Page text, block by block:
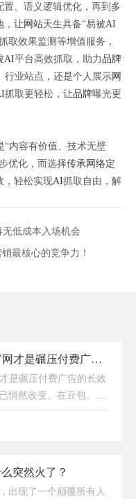
、语义逻辑优化，再到多
，让 网站天生具备“易被AI
取效果监测等增值服务，
AI平台高效抓取，助力品牌
、行业站点，还是个人展示网
抓取更轻松，让品牌曝光更
“内容有价值、技术无壁
优化，而选择传承网络定
，轻松实现AI抓取自由，解
无低成本入场机会
最核心的竞争力！
AI搜索时代，企业官网才是碾压付费广告的长效流量底牌
是碾压付费广告的长效
悄然改变。在豆包、
搜索全景普及的今天，
突然火了？
出现了一个颠覆所有人